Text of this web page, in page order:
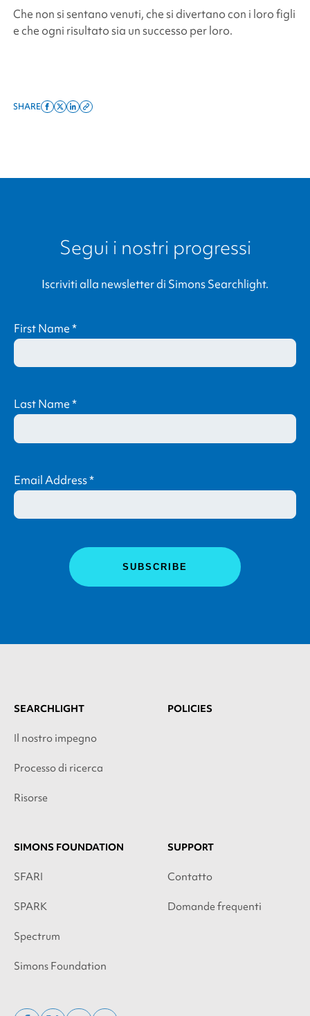
Che non si sentano venuti, che si divertano con i loro figli
e che ogni risultato sia un successo per loro.
SHARE
ShareShareShareCopy
Segui i nostri progressi
Iscriviti alla newsletter di Simons Searchlight.
First Name*
Last Name*
Email Address*
SEARCHLIGHT
Il nostro impegno
Processo di ricerca
Risorse
POLICIES
SIMONS FOUNDATION
SFARI
SPARK
Spectrum
Simons Foundation
SUPPORT
Contatto
Domande frequenti